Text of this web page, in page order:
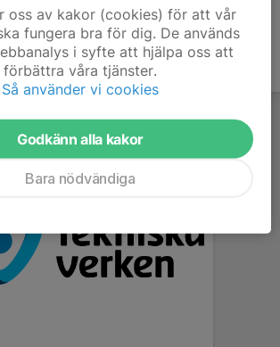
oss av kakor (cookies) för att vår
fungera bra för dig. De används
i syfte att hjälpa oss att
förbättra våra tjänster.
Så använder vi cookies
Godkänn alla kakor
Bara nödvändiga